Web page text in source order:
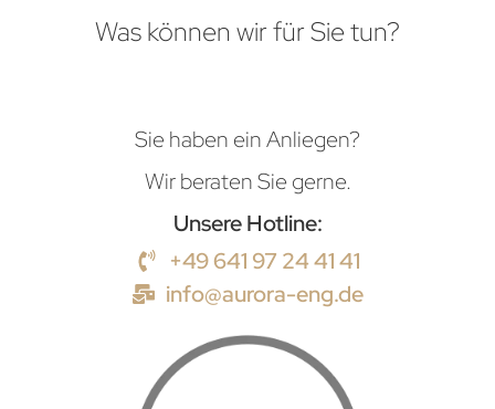
Was können wir für Sie tun?
Sie haben ein Anliegen?
Wir beraten Sie gerne.
Unsere Hotline:
+49 641 97 24 41 41
info@aurora-eng.de